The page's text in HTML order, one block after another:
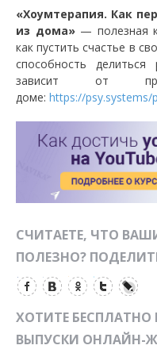
«Хоумтерапия. Как
из дома» — полезная
как пустить счастье в
способность
зависит от
доме: https://psy.systems/
СЧИТАЕТЕ, ЧТО
ПОЛЕЗНО?
ХОТИТЕ
ВЫПУСКИ ОНЛАЙН-